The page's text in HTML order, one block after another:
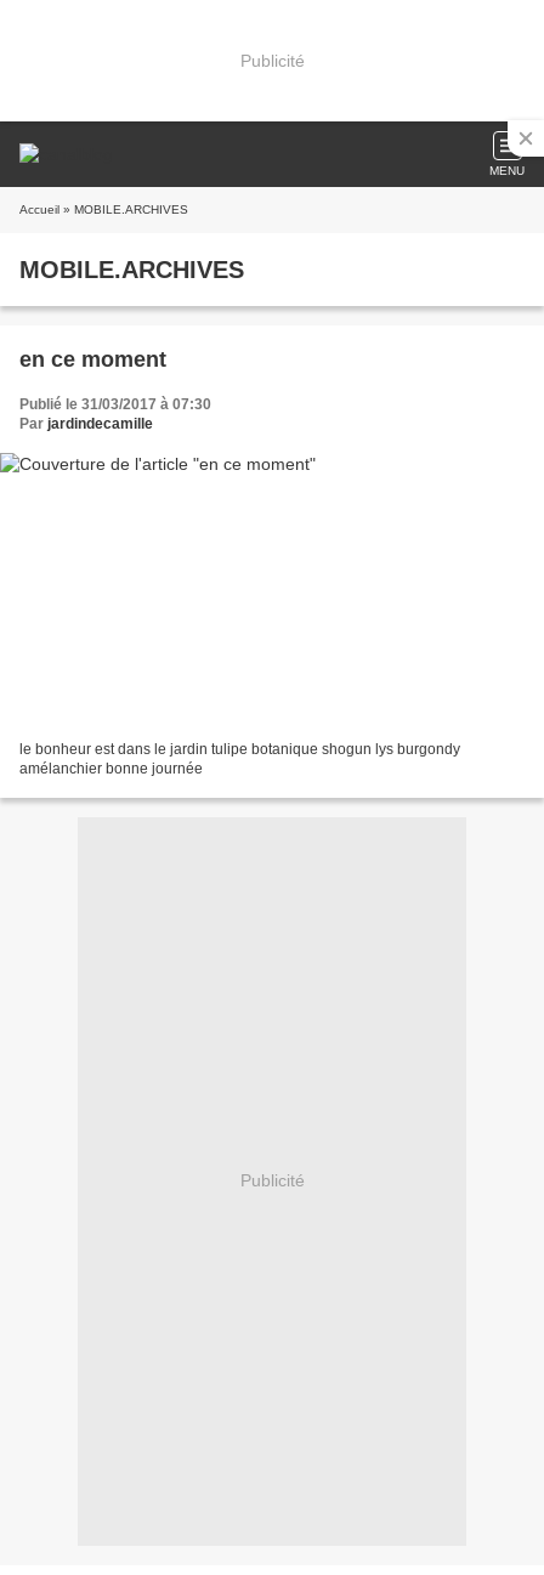
Publicité
MENU
Accueil » MOBILE.ARCHIVES
MOBILE.ARCHIVES
en ce moment
Publié le 31/03/2017 à 07:30
Par jardindecamille
le bonheur est dans le jardin tulipe botanique shogun lys burgondy
amélanchier bonne journée
Publicité